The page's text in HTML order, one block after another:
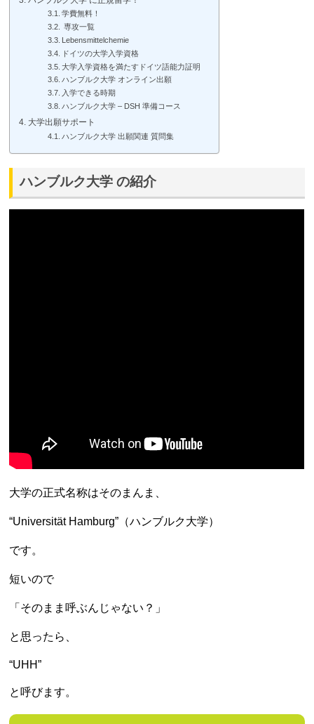
学費無料！
専攻一覧
Lebensmittelchemie
ドイツの大学入学資格
大学入学資格を満たすドイツ語能力証明
ハンブルク大学 オンライン出願
入学できる時期
ハンブルク大学 – DSH 準備コース
大学出願サポート
ハンブルク大学 出願関連 質問集
ハンブルク大学 の紹介
大学の正式名称はそのまんま、
“Universität Hamburg”（ハンブルク大学）
です。
短いので
「そのまま呼ぶんじゃない？」
と思ったら、
“UHH”
と呼びます。